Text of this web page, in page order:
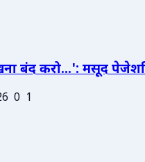
बंद करो...': मसूद
0 1